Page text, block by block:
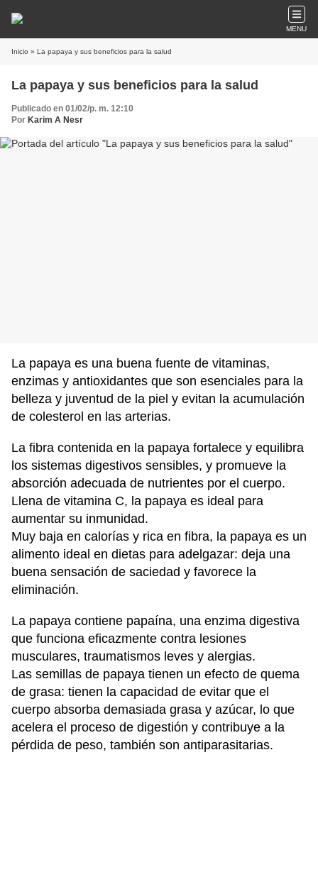
MENU
Inicio » La papaya y sus beneficios para la salud
La papaya y sus beneficios para la salud
Publicado en 01/02/p. m. 12:10
Por Karim A Nesr
La papaya es una buena fuente de vitaminas,
enzimas y antioxidantes que son esenciales para la
belleza y juventud de la piel y evitan la acumulación
de colesterol en las arterias.
La fibra contenida en la papaya fortalece y equilibra
los sistemas digestivos sensibles, y promueve la
absorción adecuada de nutrientes por el cuerpo.
Llena de vitamina C, la papaya es ideal para
aumentar su inmunidad.
Muy baja en calorías y rica en fibra, la papaya es un
alimento ideal en dietas para adelgazar: deja una
buena sensación de saciedad y favorece la
eliminación.
La papaya contiene papaína, una enzima digestiva
que funciona eficazmente contra lesiones
musculares, traumatismos leves y alergias.
Las semillas de papaya tienen un efecto de quema
de grasa: tienen la capacidad de evitar que el
cuerpo absorba demasiada grasa y azúcar, lo que
acelera el proceso de digestión y contribuye a la
pérdida de peso, también son antiparasitarias.